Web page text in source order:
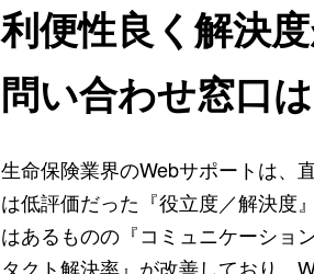
利便性良く解決
問い合わせ窓口
生命保険業界のWebサポートは、
は低評価だった『役立度／解決度
はあるものの『コミュニケーショ
タクト解決率』が改善しており、